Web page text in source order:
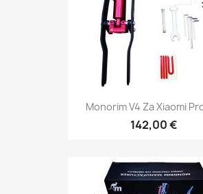
Monorim V4 Za Xiaomi
142,00 €